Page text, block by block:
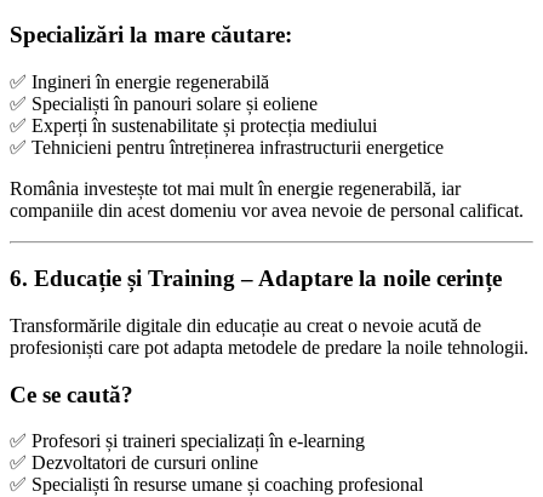
Specializări la mare căutare:
✅ Ingineri în energie regenerabilă
✅ Specialiști în panouri solare și eoliene
✅ Experți în sustenabilitate și protecția mediului
✅ Tehnicieni pentru întreținerea infrastructurii energetice
România investește tot mai mult în energie regenerabilă, iar
companiile din acest domeniu vor avea nevoie de personal calificat.
6. Educație și Training – Adaptare la noile cerințe
Transformările digitale din educație au creat o nevoie acută de
profesioniști care pot adapta metodele de predare la noile tehnologii.
Ce se caută?
✅ Profesori și traineri specializați în e-learning
✅ Dezvoltatori de cursuri online
✅ Specialiști în resurse umane și coaching profesional